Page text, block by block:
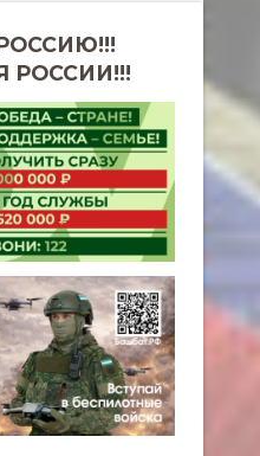
РОССИИ!!!